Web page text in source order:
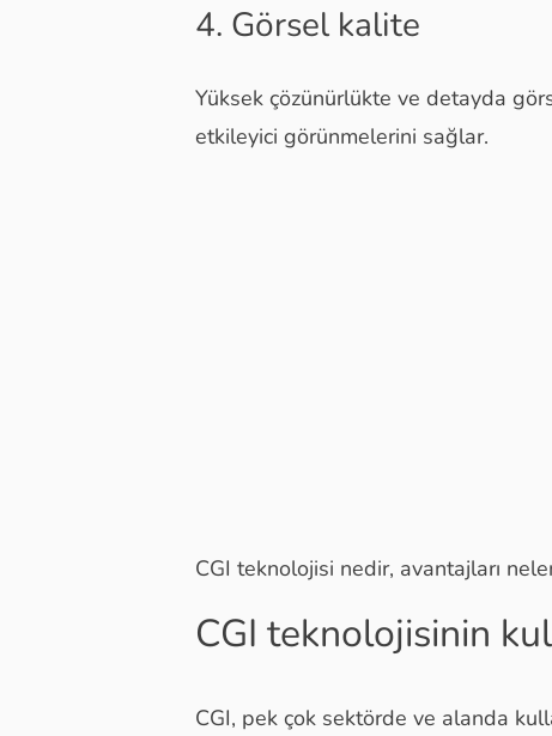
4. Görsel kalite
Yüksek çözünürlükte ve detayda
etkileyici görünmelerini sağlar.
CGI teknolojisi nedir, avantajları
CGI teknolojisinin
CGI, pek çok sektörde ve alanda